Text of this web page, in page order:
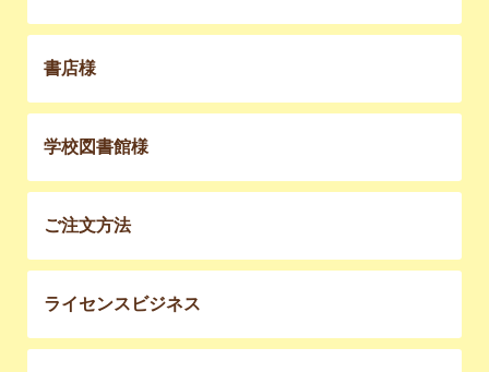
書店様
学校図書館様
ご注文方法
ライセンスビジネス